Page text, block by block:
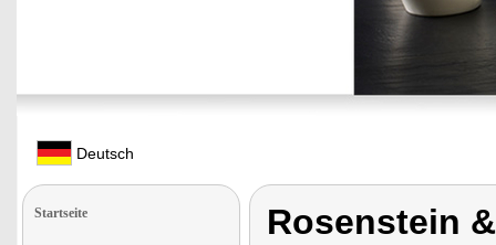
Deutsch
Startseite Rosenstein